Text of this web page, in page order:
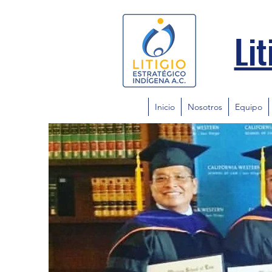
Inicio Nosotros Equipo